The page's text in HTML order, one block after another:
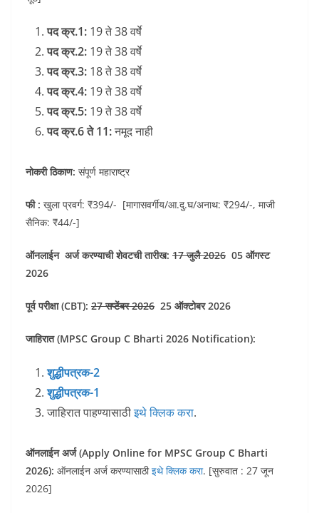
पद क्र.1: 19 ते 38 वर्षे
पद क्र.2: 19 ते 38 वर्षे
पद क्र.3: 18 ते 38 वर्षे
पद क्र.4: 19 ते 38 वर्षे
पद क्र.5: 19 ते 38 वर्षे
पद क्र.6 ते 11:नमूद नाही
नोकरी ठिकाण: संपूर्ण महाराष्ट्र
फी : खुला प्रवर्ग: ₹394/- [मागासवर्गीय/आ.दु.घ/अनाथ: ₹294/-, माजी
सैनिक: ₹44/-]
ऑनलाईन अर्ज करण्याची शेवटची तारीख: 17 जुलै 2026 05 ऑगस्ट
2026
पूर्व परीक्षा (CBT): 27 सप्टेंबर 2026 25 ऑक्टोबर 2026
जाहिरात (MPSC Group C Bharti 2026 Notification):
शुद्धीपत्रक-2
शुद्धीपत्रक-1
जाहिरात पाहण्यासाठीइथे क्लिक करा.
ऑनलाईन अर्ज (Apply Online for MPSC Group C Bharti
2026): ऑनलाईन अर्ज करण्यासाठीइथे क्लिक करा. [सुरुवात : 27 जून
2026]